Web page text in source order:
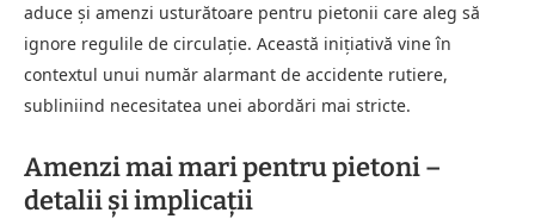
aduce și amenzi usturătoare pentru pietonii care aleg să
ignore regulile de circulație. Această inițiativă vine în
contextul unui număr alarmant de accidente rutiere,
subliniind necesitatea unei abordări mai stricte.
Amenzi mai mari pentru pietoni –
detalii și implicații